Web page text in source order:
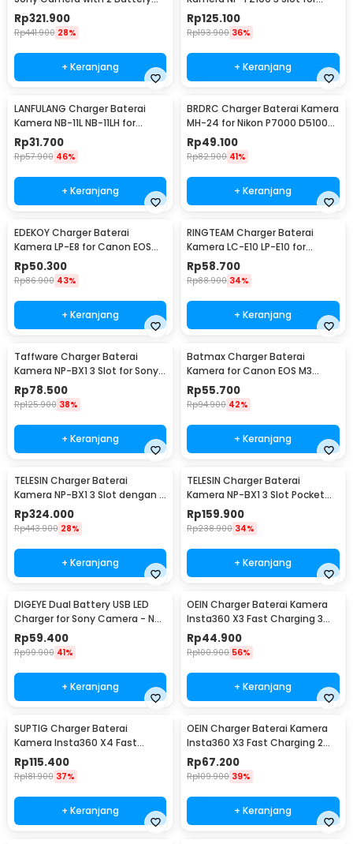
1080mAh 7.4 V - KM-FW50
Rp321.900
Rp441.900 28%
+ Keranjang
Sony ILCE-9 A7M3 - TT-NP-
FZ100
Rp125.100
Rp193.900 36%
+ Keranjang
LANFULANG Charger Baterai
Kamera NB-11L NB-11LH for
Canon IXUS IXY - LF1
Rp31.700
Rp57.900 46%
+ Keranjang
BRDRC Charger Baterai Kamera
MH-24 for Nikon P7000 D5100
D5200 D5300 - BR100
Rp49.100
Rp82.900 41%
+ Keranjang
EDEKOY Charger Baterai
Kamera LP-E8 for Canon EOS
550D 600D 650D 700D - LC-
E8C
Rp50.300
Rp86.900 43%
+ Keranjang
RINGTEAM Charger Baterai
Kamera LC-E10 LP-E10 for
Canon EOS 1100D X50 - LC-E10
Rp58.700
Rp88.900 34%
+ Keranjang
Taffware Charger Baterai
Kamera NP-BX1 3 Slot for Sony
Cybershot HDR - TFBX1
Rp78.500
Rp125.900 38%
+ Keranjang
Batmax Charger Baterai
Kamera for Canon EOS M3
750D 760D T6i - LP-E17
Rp55.700
Rp94.900 42%
+ Keranjang
TELESIN Charger Baterai
Kamera NP-BX1 3 Slot dengan 2
PCS Baterai Sony - CMR-001
Rp324.000
Rp443.900 28%
+ Keranjang
TELESIN Charger Baterai
Kamera NP-BX1 3 Slot Pocket
for Sony - CMR-002
Rp159.900
Rp238.900 34%
+ Keranjang
DIGEYE Dual Battery USB LED
Charger for Sony Camera - NP-
FW50
Rp59.400
Rp99.900 41%
+ Keranjang
OEIN Charger Baterai Kamera
Insta360 X3 Fast Charging 3
Slot - IS360X3B
Rp44.900
Rp100.900 56%
+ Keranjang
SUPTIG Charger Baterai
Kamera Insta360 X4 Fast
Charging 3 Slot - CH3-X4-01
Rp115.400
Rp181.900 37%
+ Keranjang
OEIN Charger Baterai Kamera
Insta360 X3 Fast Charging 2
Slot - BC-IS360X3B
Rp67.200
Rp109.900 39%
+ Keranjang